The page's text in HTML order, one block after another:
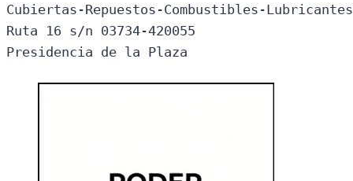
Cubiertas-Repuestos-Combustibles-
Ruta 16 s/n 03734-420055
Presidencia de la Plaza